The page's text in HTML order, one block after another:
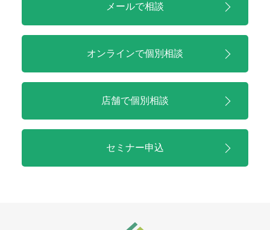
メールで相談
オンラインで個別相談
店舗で個別相談
セミナー申込